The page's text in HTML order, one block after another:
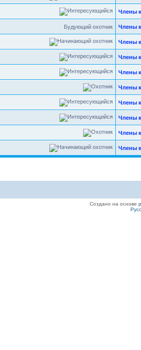
Члены
Будующий охотник Члены
Члены
Члены
Члены
Члены
Члены
Члены
Члены
Члены
Создано на основе